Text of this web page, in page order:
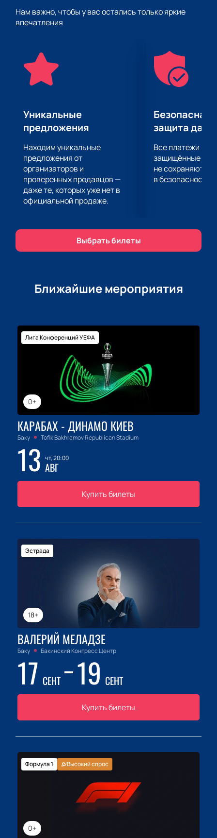
невероятную атмосферу.
Купите билеты на мультимедийное шоу
академии
прямо сейчас и откройте новую главу в
своей жизни, наполненной яркими воспоминаниями
и эмоциями. Сделайте это быстро, легко и просто с
помощью нашего онлайн-сервиса. Приготовьтесь
которое оставит глубокий след в вашем сердце.
Нам важно, чтобы у вас остались только яркие
впечатления
Уникальные
предложения
Находим уникальные
предложения от
организаторов и
проверенных продавцов —
даже те, которых уже нет в
официальной продаже.
Безопасная
защита
Все платежи
защищённые
не сохраняются
в безопасности.
Выбрать билеты
Ближайшие мероприятия
0+
Лига Конференций УЕФА
КАРАБАХ - ДИНАМО КИЕВ
Баку Tofik Bakhramov Republican Stadium
13 чт, 20:00
АВГ
Купить билеты
18+
Эстрада
ВАЛЕРИЙ МЕЛАДЗЕ
Баку Бакинский Конгресс Центр
17 СЕНТ 19 СЕНТ
Купить билеты
0+
Формула 1 Высокий спрос